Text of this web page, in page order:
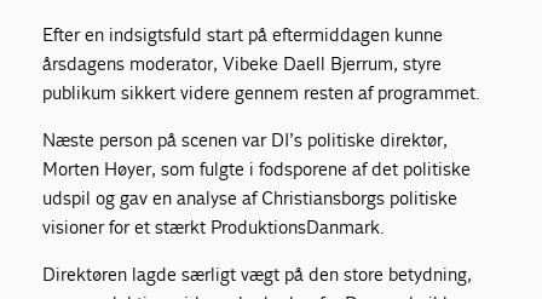
Efter en indsigtsfuld start på eftermiddagen kunne
årsdagens moderator, Vibeke Daell Bjerrum, styre
publikum sikkert videre gennem resten af programmet.
Næste person på scenen var DI’s politiske direktør,
Morten Høyer, som fulgte i fodsporene af det politiske
udspil og gav en analyse af Christiansborgs politiske
visioner for et stærkt ProduktionsDanmark.
Direktøren lagde særligt vægt på den store betydning,